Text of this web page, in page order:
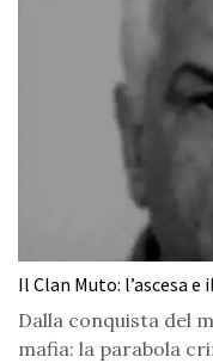
Il Clan Muto: l’ascesa
Dalla conquista del
mafia: la parabola